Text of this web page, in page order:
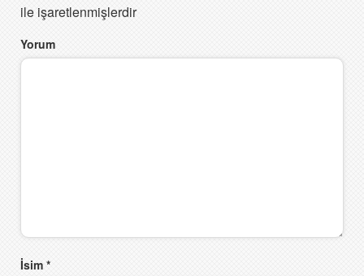
ile işaretlenmişlerdir
Yorum
İsim *